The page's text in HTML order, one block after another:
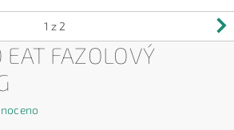
1 z 2
FAZOLOVÝ